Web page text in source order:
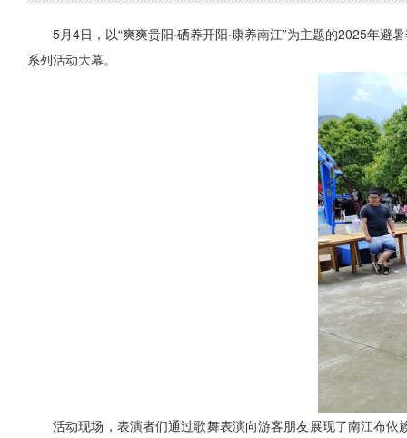
5月4日，以“爽爽贵阳·硒养开阳·康养南江”为主题的2025年避
系列活动大幕。
活动现场，表演者们通过歌舞表演向游客朋友展现了南江布